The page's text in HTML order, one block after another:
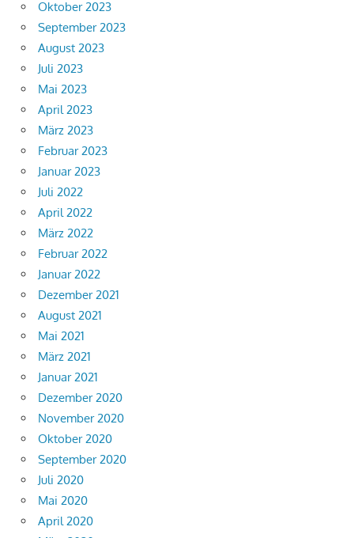
Oktober 2023
September 2023
August 2023
Juli 2023
Mai 2023
April 2023
März 2023
Februar 2023
Januar 2023
Juli 2022
April 2022
März 2022
Februar 2022
Januar 2022
Dezember 2021
August 2021
Mai 2021
März 2021
Januar 2021
Dezember 2020
November 2020
Oktober 2020
September 2020
Juli 2020
Mai 2020
April 2020